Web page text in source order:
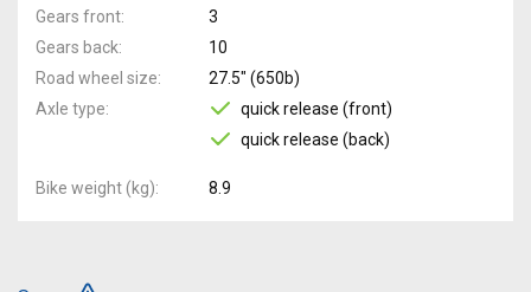
Gears front
3
Gears back
10
Road wheel size
27.5" (650b)
Axle type
quick release (front)
quick release (back)
Bike weight (kg) 8.9